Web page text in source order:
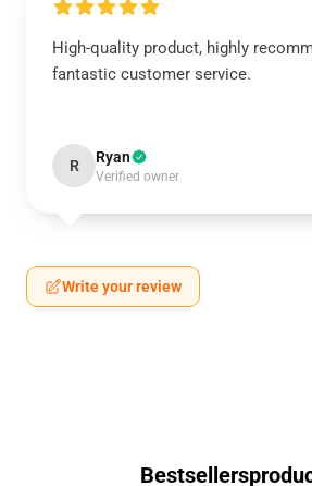
High-quality product, highly
fantastic customer service.
R Ryan
Verified owner
Write your review